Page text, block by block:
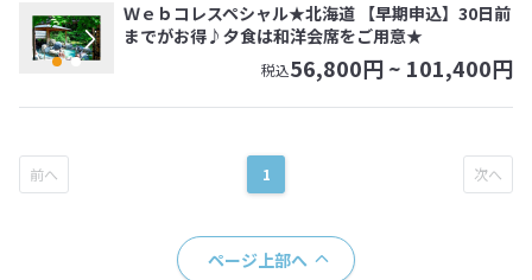
Ｗｅｂコレスペシャル★北海道 【早期申込】30日前
までがお得♪夕食は和洋会席をご用意★
税込56,800円 ~ 101,400円
1
ページ上部へ